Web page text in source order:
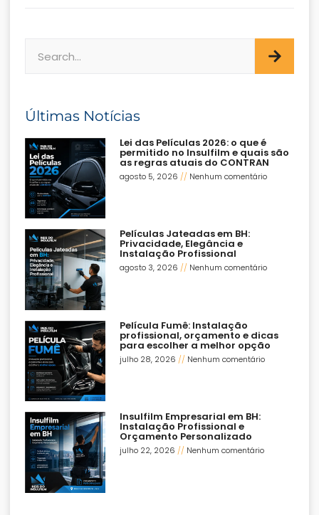
Últimas Notícias
Lei das Películas 2026: o que é
permitido no Insulfilm e quais são
as regras atuais do CONTRAN
agosto 5, 2026 Nenhum comentário
Películas Jateadas em BH:
Privacidade, Elegância e
Instalação Profissional
agosto 3, 2026 Nenhum comentário
Película Fumê: Instalação
profissional, orçamento e dicas
para escolher a melhor opção
julho 28, 2026 Nenhum comentário
Insulfilm Empresarial em BH:
Instalação Profissional e
Orçamento Personalizado
julho 22, 2026 Nenhum comentário